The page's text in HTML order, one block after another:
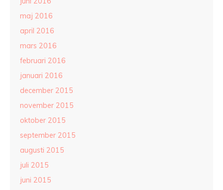
maj 2016
april 2016
mars 2016
februari 2016
januari 2016
december 2015
november 2015
oktober 2015
september 2015
augusti 2015
juli 2015
juni 2015